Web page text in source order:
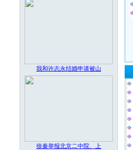
我和许志永结婚申请被山
徐秦举报北京二中院、上